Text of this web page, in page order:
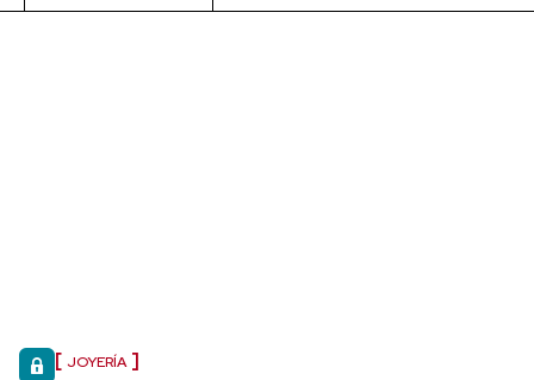
JOYERÍA